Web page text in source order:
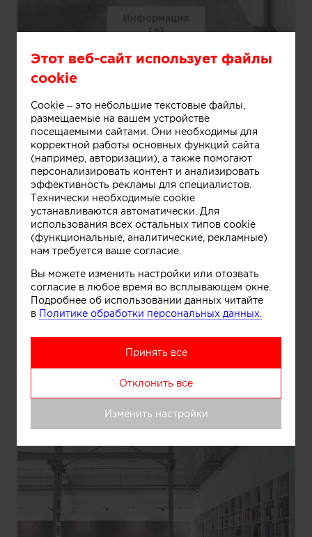
Этот веб-сайт использует файлы
cookie
Cookie – это небольшие текстовые файлы,
размещаемые на вашем устройстве
посещаемыми сайтами. Они необходимы для
корректной работы основных функций сайта
(например, авторизации), а также помогают
персонализировать контент и анализировать
эффективность рекламы для специалистов.
Технически необходимые cookie
устанавливаются автоматически. Для
использования всех остальных типов cookie
(функциональные, аналитические, рекламные)
нам требуется ваше согласие.
Вы можете изменить настройки или отозвать
согласие в любое время во всплывающем окне.
Подробнее об использовании данных читайте
в Политике обработки персональных данных.
Принять все
Отклонить все
Изменить настройки